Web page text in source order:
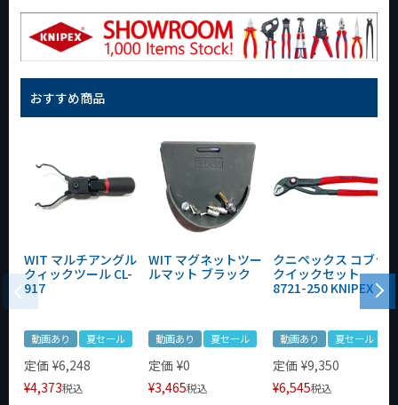
おすすめ商品
WIT マルチアングル
クィックツール CL-
917
動画あり 夏セール
定価 ¥6,248
¥4,373税込
WIT マグネットツー
ルマット ブラック
動画あり 夏セール
定価 ¥0
¥3,465税込
クニペックス コブラ
クイックセット
8721-250 KNIPEX
動画あり 夏セール
定価 ¥9,350
¥6,545税込